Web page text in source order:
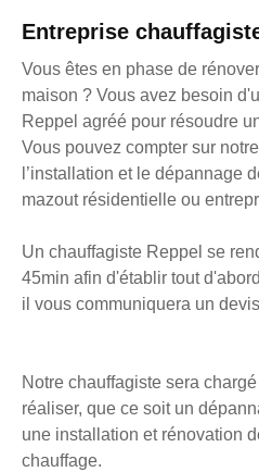
Entreprise
Vous êtes en phase de
maison ? Vous avez besoin
Reppel agréé pour résoudre
Vous pouvez compter sur
l’installation et le dépannage
mazout résidentielle ou
Un chauffagiste Reppel se
45min afin d'établir tout
il vous communiquera un
Notre chauffagiste sera
réaliser, que ce soit un
une installation et rénovation
chauffage.